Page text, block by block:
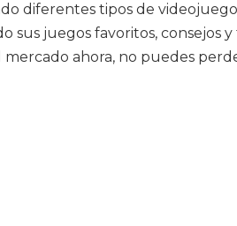
diferentes tipos de
sus juegos favoritos, consejos
ahora, no puedes